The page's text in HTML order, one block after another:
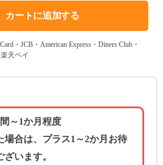
カートに追加する
・JCB・American Express・Diners Club・
天ペイ
～1か月程度
合は、プラス1～2か月お待
います。